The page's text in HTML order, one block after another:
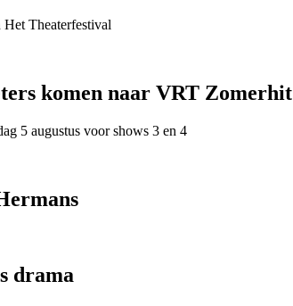
Theaterfestival
komen naar VRT Zomerhit
5 augustus voor shows 3 en 4
drama